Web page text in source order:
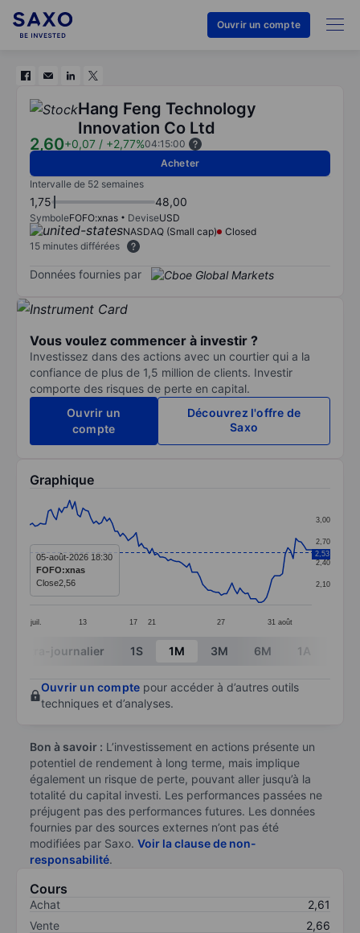
Ouvrir un compte
Hang Feng Technology
Innovation Co Ltd
2,60+0,07 / +2,77%04:15:00
Acheter
Intervalle de 52 semaines
1,75 48,00
SymboleFOFO:xnas DeviseUSD
NASDAQ (Small cap)
Closed
15 minutes différées
Données fournies par
Vous voulez commencer à investir ?
Investissez dans des actions avec un courtier qui a la
confiance de plus de 1,5 million de clients. Investir
comporte des risques de perte en capital.
Ouvrir un
compte
Découvrez l'offre de
Saxo
Graphique
Line chart with 107 data points.
The chart has 1 X axis displaying categories.
The chart has 1 Y axis displaying values. Data
juil. 13 17 21 27 31 août
2,10
2,40
2,70
3,00
2,53
05-août-2026 18:30
FOFO:xnas
Close2,56
End of interactive chart.
Intra-journalier 1S 1M 3M 6M 1A
Ouvrir un compte pour accéder à d’autres outils
techniques et d’analyses.
Bon à savoir : L’investissement en actions présente un
potentiel de rendement à long terme, mais implique
également un risque de perte, pouvant aller jusqu’à la
totalité du capital investi. Les performances passées ne
préjugent pas des performances futures. Les données
fournies par des sources externes n’ont pas été
modifiées par Saxo. Voir la clause de non-
responsabilité.
Cours
Achat
2,61
Vente
2,66